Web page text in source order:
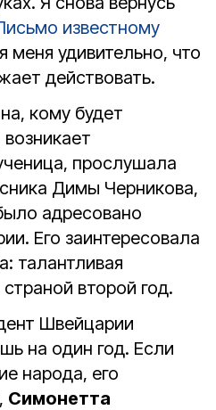
известному
меня удивительно, что
действовать.
кому будет
прослушала
Димы Черникова,
адресовано
Его заинтересовала
талантливая
второй год.
Швейцарии
на один год. Если
народа, его
Симонетта